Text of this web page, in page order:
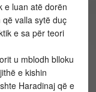
e luan atë dorën
valla sytë duç
e sa për teori
u mblodh blloku
e kishin
Haradinaj që e